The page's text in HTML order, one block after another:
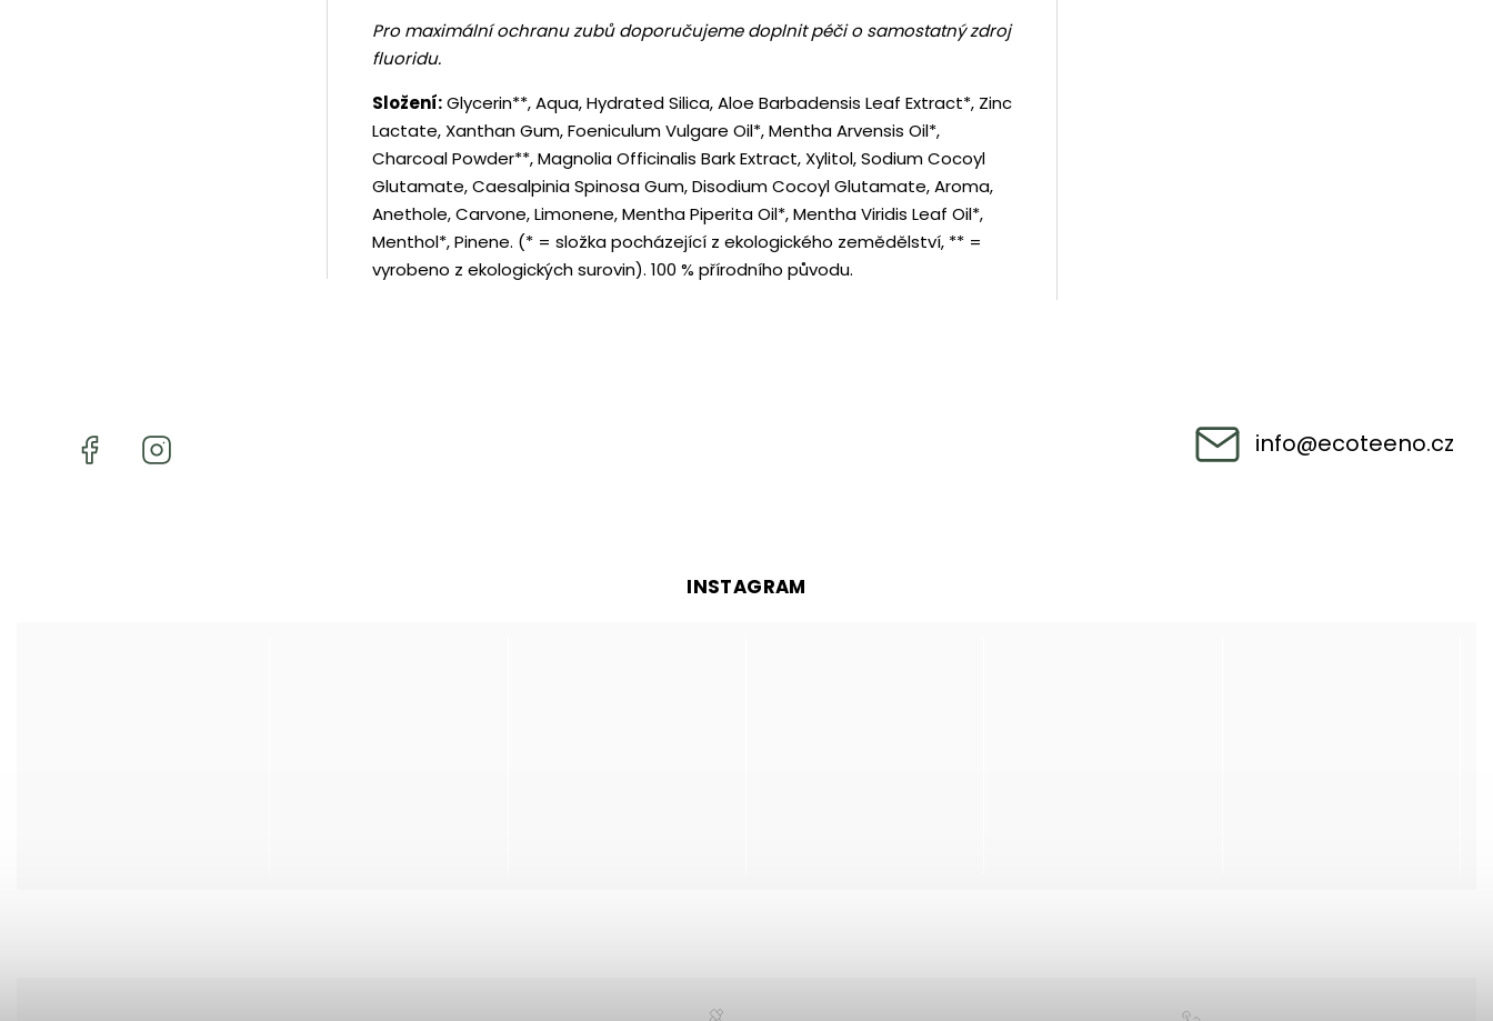
Pro maximální ochranu zubů doporučujeme doplnit péči o samostatný zdroj
fluoridu.
Složení:Glycerin**, Aqua, Hydrated Silica, Aloe Barbadensis Leaf Extract*, Zinc
Lactate, Xanthan Gum, Foeniculum Vulgare Oil*, Mentha Arvensis Oil*,
Charcoal Powder**, Magnolia Officinalis Bark Extract, Xylitol, Sodium Cocoyl
Glutamate, Caesalpinia Spinosa Gum, Disodium Cocoyl Glutamate, Aroma,
Anethole, Carvone, Limonene, Mentha Piperita Oil*, Mentha Viridis Leaf Oil*,
Menthol*, Pinene. (* = složka pocházející z ekologického zemědělství, ** =
vyrobeno z ekologických surovin). 100 % přírodního původu.
info@ecoteeno.cz
INSTAGRAM